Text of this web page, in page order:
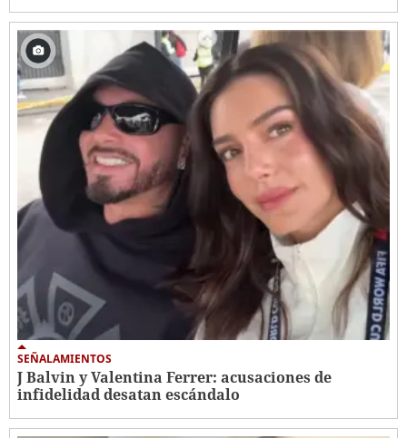
SEÑALAMIENTOS
J Balvin y Valentina Ferrer: acusaciones de
infidelidad desatan escándalo